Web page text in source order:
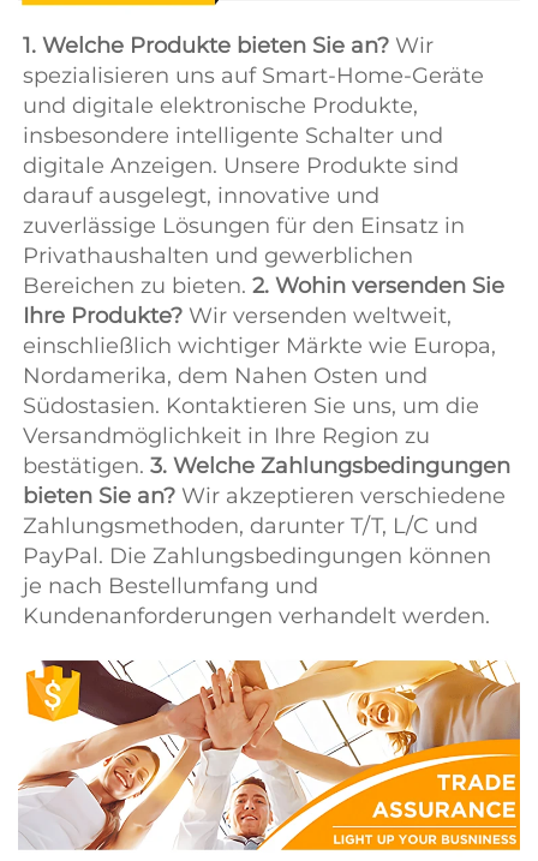
1. Welche Produkte bieten Sie an? Wir
spezialisieren uns auf Smart-Home-Geräte
und digitale elektronische Produkte,
insbesondere intelligente Schalter und
digitale Anzeigen. Unsere Produkte sind
darauf ausgelegt, innovative und
zuverlässige Lösungen für den Einsatz in
Privathaushalten und gewerblichen
Bereichen zu bieten. 2. Wohin versenden Sie
Ihre Produkte? Wir versenden weltweit,
einschließlich wichtiger Märkte wie Europa,
Nordamerika, dem Nahen Osten und
Südostasien. Kontaktieren Sie uns, um die
Versandmöglichkeit in Ihre Region zu
bestätigen. 3. Welche Zahlungsbedingungen
bieten Sie an? Wir akzeptieren verschiedene
Zahlungsmethoden, darunter T/T, L/C und
PayPal. Die Zahlungsbedingungen können
je nach Bestellumfang und
Kundenanforderungen verhandelt werden.